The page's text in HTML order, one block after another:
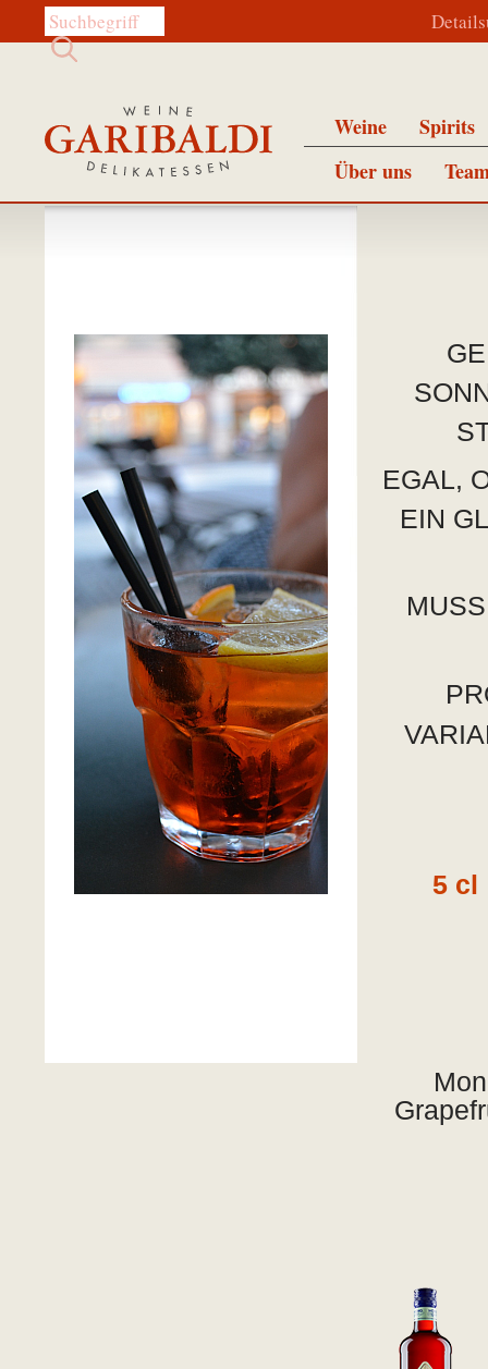
Diese Website durchsuchen:
Weine
Spirits
Über uns
EGAL,
EIN
5 cl